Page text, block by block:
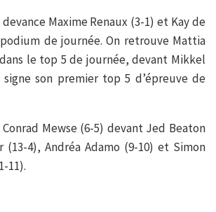
Maxime Renaux (3-1) et Kay de
de journée. On retrouve Mattia
le top 5 de journée, devant Mikkel
son premier top 5 d’épreuve de
Mewse (6-5) devant Jed Beaton
(13-4), Andréa Adamo (9-10) et Simon
11).